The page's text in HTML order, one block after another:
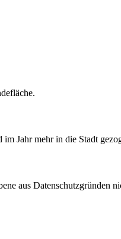
im Jahr mehr in die Stadt
aus Datenschutzgründen